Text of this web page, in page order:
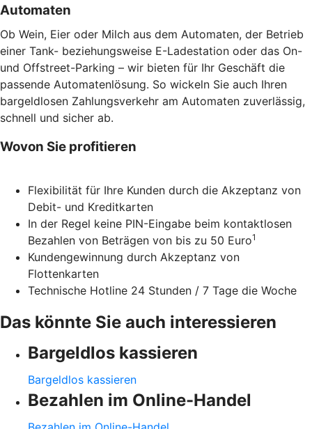
Automaten
Ob Wein, Eier oder Milch aus dem Automaten, der Betrieb
einer Tank- beziehungsweise E-Ladestation oder das On-
und Offstreet-Parking – wir bieten für Ihr Geschäft die
passende Automatenlösung. So wickeln Sie auch Ihren
bargeldlosen Zahlungsverkehr am Automaten zuverlässig,
schnell und sicher ab.
Wovon Sie profitieren
Flexibilität für Ihre Kunden durch die Akzeptanz von
Debit- und Kreditkarten
In der Regel keine PIN-Eingabe beim kontaktlosen
Bezahlen von Beträgen von bis zu 50 Euro1
Kundengewinnung durch Akzeptanz von
Flottenkarten
Technische Hotline 24 Stunden / 7 Tage die Woche
Das könnte Sie auch interessieren
Bargeldlos kassieren
Bargeldlos kassieren
Bezahlen im Online-Handel